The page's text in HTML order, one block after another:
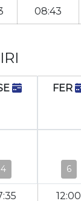
08:43
FER
4 6
12:00